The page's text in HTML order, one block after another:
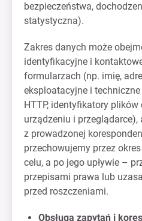
bezpieczeństwa,
statystyczna).
Zakres danych może
identyfikacyjne i
formularzach (np. imię,
eksploatacyjne i techniczne
HTTP, identyfikatory
urządzeniu i
z prowadzonej
przechowujemy przez
celu, a po jego upływie –
przepisami prawa lub
przed roszczeniami.
Obsługa zapytań i